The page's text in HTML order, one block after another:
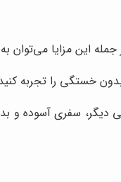
این مزایا می‌توان به
خستگی را تجربه
دیگر، سفری آسوده و